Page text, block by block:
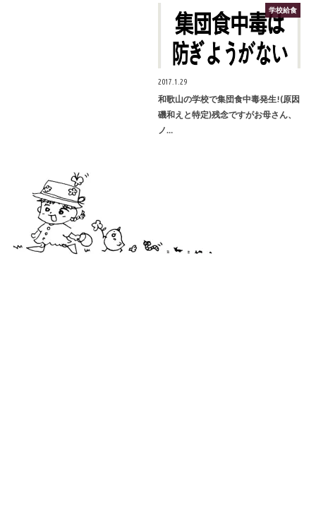
学校給食
2017.1.29
和歌山の学校で集団食中毒発生!(原因
磯和えと特定)残念ですがお母さん、
ノ…